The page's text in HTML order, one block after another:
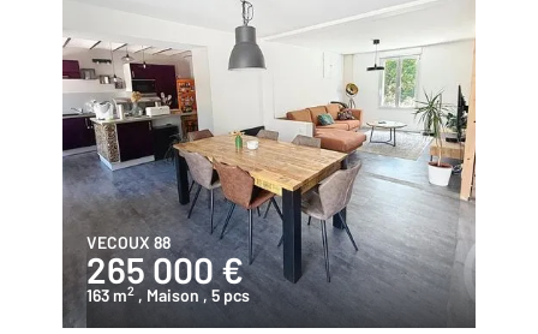
VECOUX 88
265 000 €
163 m2 , Maison , 5 pcs